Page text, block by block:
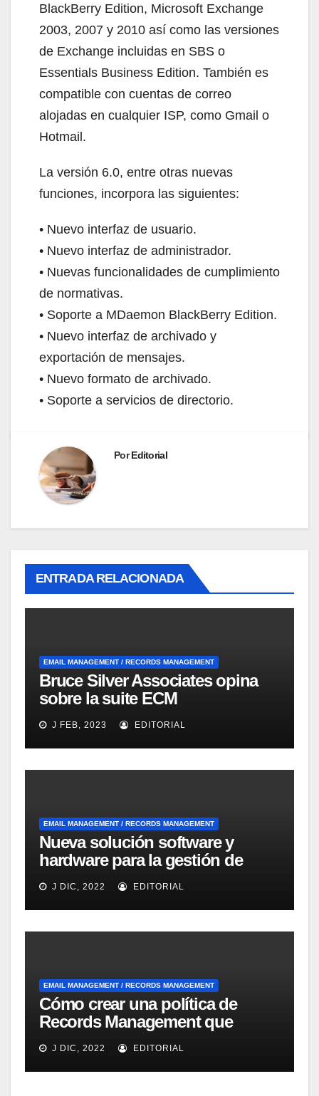
BlackBerry Edition, Microsoft Exchange
2003, 2007 y 2010 así como las versiones
de Exchange incluidas en SBS o
Essentials Business Edition. También es
compatible con cuentas de correo
alojadas en cualquier ISP, como Gmail o
Hotmail.
La versión 6.0, entre otras nuevas
funciones, incorpora las siguientes:
• Nuevo interfaz de usuario.
• Nuevo interfaz de administrador.
• Nuevas funcionalidades de cumplimiento
de normativas.
• Soporte a MDaemon BlackBerry Edition.
• Nuevo interfaz de archivado y
exportación de mensajes.
• Nuevo formato de archivado.
• Soporte a servicios de directorio.
PorEditorial
ENTRADA RELACIONADA
EMAIL MANAGEMENT / RECORDS MANAGEMENT
Bruce Silver Associates opina
sobre la suite ECM
Documentum Enterprise
Records Management
J FEB, 2023 EDITORIAL
EMAIL MANAGEMENT / RECORDS MANAGEMENT
Nueva solución software y
hardware para la gestión de
emails dirigida a las Pymes de
IBM
J DIC, 2022 EDITORIAL
EMAIL MANAGEMENT / RECORDS MANAGEMENT
Cómo crear una política de
Records Management que
ayude a la fluidez del negocio
según Optical Image
Technology
J DIC, 2022 EDITORIAL